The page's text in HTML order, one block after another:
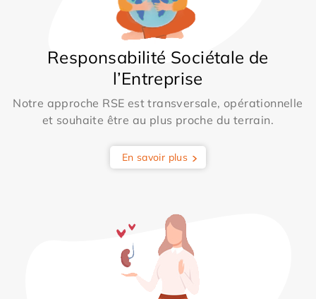
Responsabilité Sociétale de
l’Entreprise
Notre approche RSE est transversale, opérationnelle
et souhaite être au plus proche du terrain.
En savoir plus